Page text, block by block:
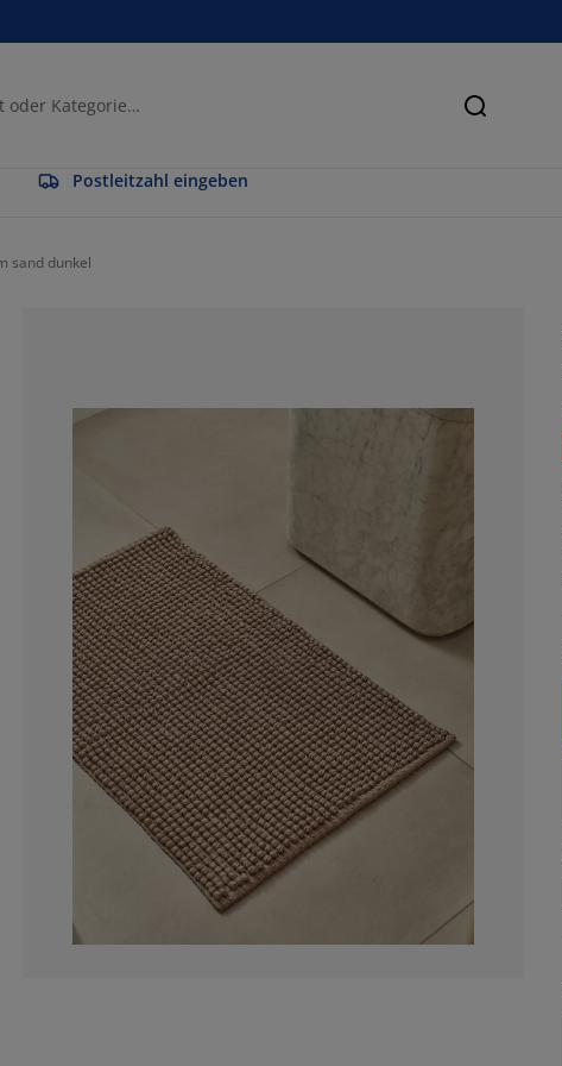
Suchen
Postleitzahl eingeben
sand dunkel